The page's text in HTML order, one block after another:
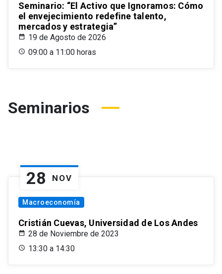
Seminario: “El Activo que Ignoramos: Cómo
el envejecimiento redefine talento,
mercados y estrategia”
19 de Agosto de 2026
09:00 a 11:00 horas
Seminarios
28 NOV
Macroeconomía
Cristián Cuevas, Universidad de Los Andes
28 de Noviembre de 2023
13:30 a 14:30